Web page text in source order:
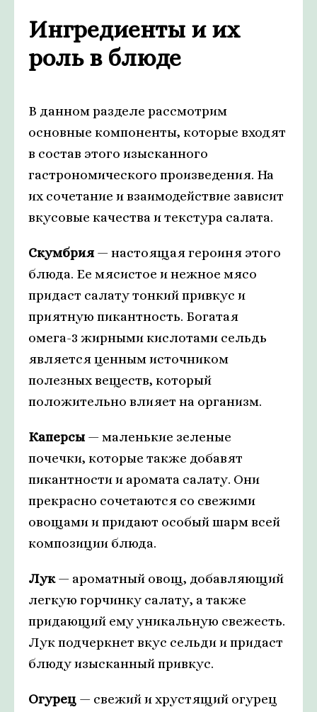
Ингредиенты и их
роль в блюде
В данном разделе рассмотрим
основные компоненты, которые входят
в состав этого изысканного
гастрономического произведения. На
их сочетание и взаимодействие зависит
вкусовые качества и текстура салата.
Скумбрия— настоящая героиня этого
блюда. Ее мясистое и нежное мясо
придаст салату тонкий привкус и
приятную пикантность. Богатая
омега-3 жирными кислотами сельдь
является ценным источником
полезных веществ, который
положительно влияет на организм.
Каперсы — маленькие зеленые
почечки, которые также добавят
пикантности и аромата салату. Они
прекрасно сочетаются со свежими
овощами и придают особый шарм всей
композиции блюда.
Лук— ароматный овощ, добавляющий
легкую горчинку салату, а также
придающий ему уникальную свежесть.
Лук подчеркнет вкус сельди и придаст
блюду изысканный привкус.
Огурец — свежий и хрустящий огурец